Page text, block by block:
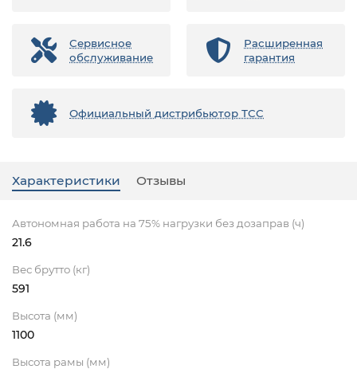
Сервисное
обслуживание
Расширенная
гарантия
Официальный дистрибьютор ТСС
Характеристики Отзывы
Автономная работа на 75% нагрузки без дозаправ (ч)
21.6
Вес брутто (кг)
591
Высота (мм)
1100
Высота рамы (мм)